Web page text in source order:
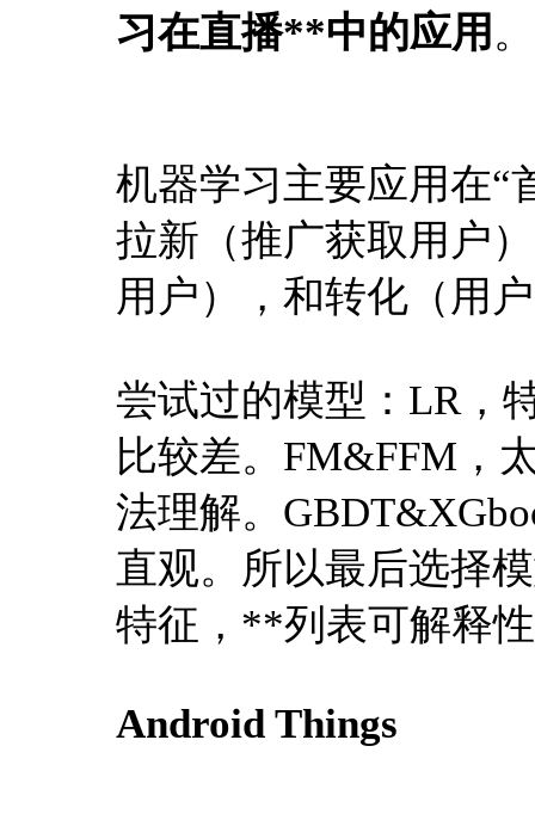
习在直播**中的应用。
机器学习主要应用在“
拉新（推广获取用户
用户），和转化（用
尝试过的模型：LR，
比较差。FM&FFM，
法理解。
直观。所以最后选择
特征，**列表可解释
Android Things